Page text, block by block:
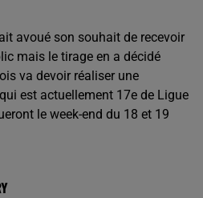
avoué son souhait de recevoir
mais le tirage en a décidé
va devoir réaliser une
est actuellement 17e de Ligue
le week-end du 18 et 19